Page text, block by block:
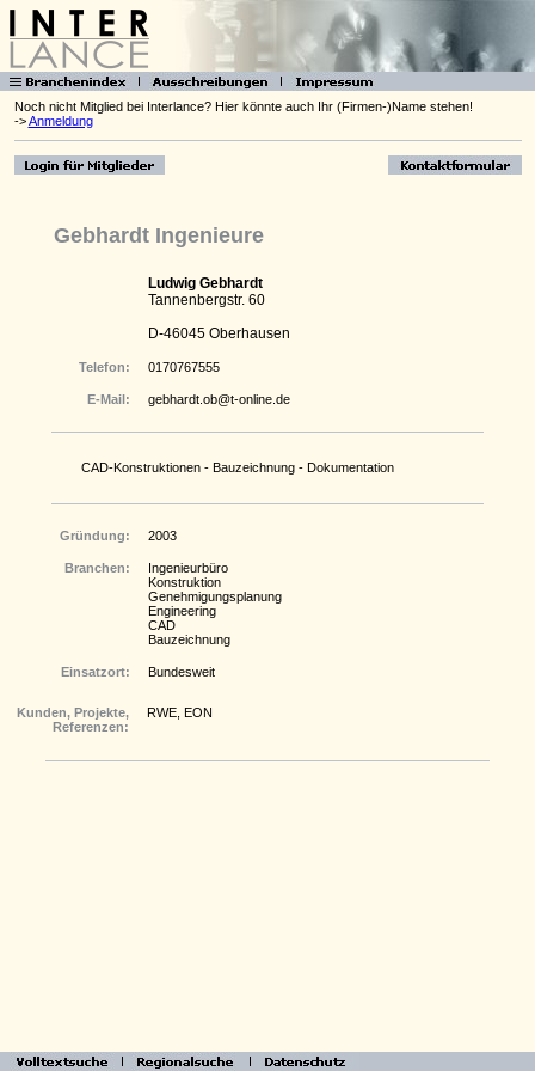
Noch nicht Mitglied bei Interlance? Hier könnte auch Ihr (Firmen-)Name stehen!
->Anmeldung
Gebhardt Ingenieure
Ludwig Gebhardt
Tannenbergstr. 60
D-46045 Oberhausen
Telefon: 0170767555
E-Mail: gebhardt.ob@t-online.de
CAD-Konstruktionen - Bauzeichnung - Dokumentation
Gründung: 2003
Branchen:
Ingenieurbüro
Konstruktion
Genehmigungsplanung
Engineering
CAD
Bauzeichnung
Einsatzort: Bundesweit
Kunden, Projekte,
Referenzen:
RWE, EON